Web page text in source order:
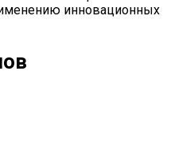
инновационных